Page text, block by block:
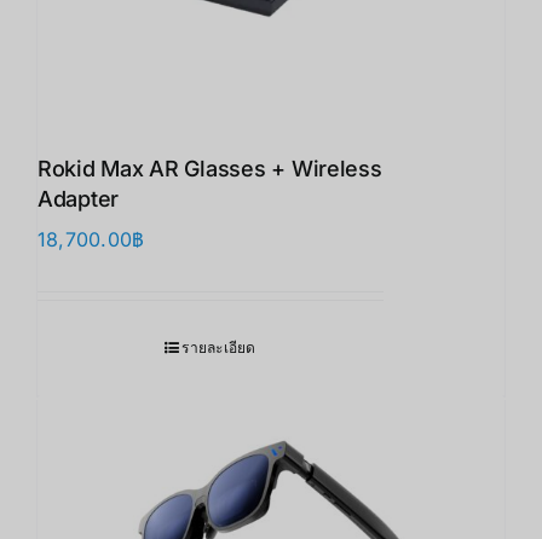
Rokid Max AR Glasses + Wireless
Adapter
18,700.00฿
รายละเอียด